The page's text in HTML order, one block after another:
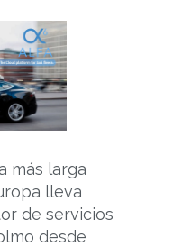
más larga
lleva
de servicios
desde